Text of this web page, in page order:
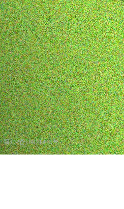
闽ICP备18021440号